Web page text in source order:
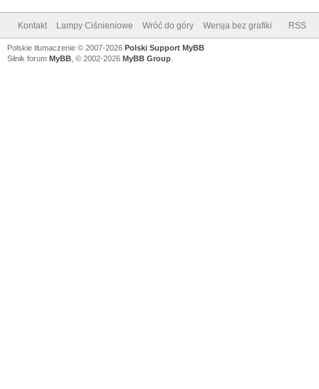
Kontakt Lampy Ciśnieniowe Wróć do góry Wersja bez grafiki RSS
Polskie tłumaczenie © 2007-2026 Polski Support MyBB
Silnik forum MyBB , © 2002-2026 MyBB Group